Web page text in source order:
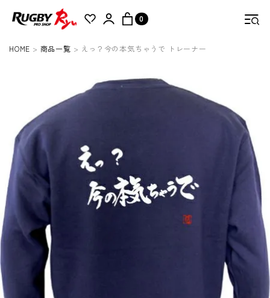
0
HOME 商品一覧 えっ？今の本気ちゃうで トレーナー